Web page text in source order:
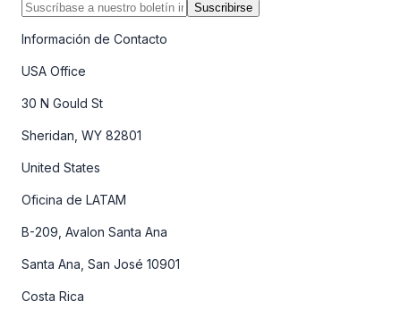
Suscribirse
Información de Contacto
USA Office
30 N Gould St
Sheridan, WY 82801
United States
Oficina de LATAM
B-209, Avalon Santa Ana
Santa Ana, San José 10901
Costa Rica